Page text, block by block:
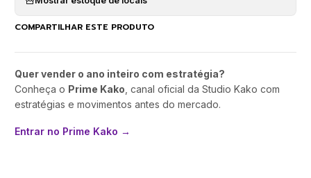
COMPARTILHAR ESTE PRODUTO
Quer vender o ano inteiro com estratégia?
Conheça o Prime Kako , canal oficial da Studio Kako com
estratégias e movimentos antes do mercado.
Entrar no Prime Kako →